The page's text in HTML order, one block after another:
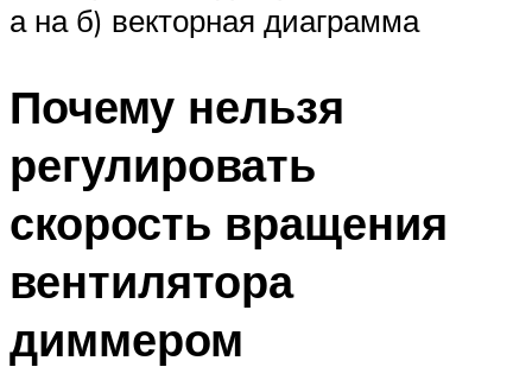
а на б) векторная диаграмма
Почему нельзя
регулировать
скорость вращения
вентилятора
диммером